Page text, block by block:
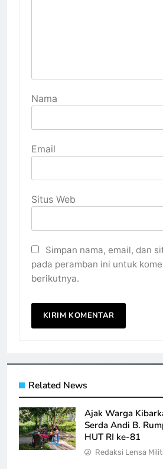
Nama
Email
Situs Web
Simpan nama, email, dan
pada peramban ini untuk
berikutnya.
Related News
Ajak Warga
Serda Andi B.
HUT RI ke-81
Redaksi Lensa